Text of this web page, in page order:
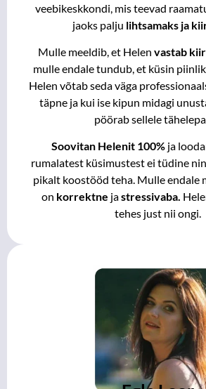
veebikeskkondi, mis teevad
jaoks palju lihtsamaks ja
Mulle meeldib, et Helen vastab
mulle endale tundub, et küsin
Helen võtab seda väga
täpne ja kui ise kipun midagi
pöörab sellele
Soovitan Helenit 100%ja
rumalatest küsimustest ei tüdine
pikalt koostööd teha. Mulle endale
on korrektne jastressivaba.
tehes just nii ongi.